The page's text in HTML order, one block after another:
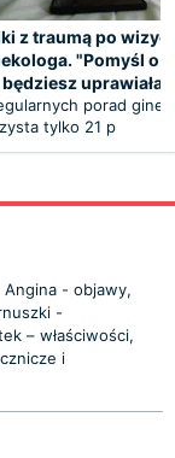
z traumą po
"Pomyśl o
uprawiała
porad
tylko 21 p
Angina - objawy,
-
– właściwości,
i